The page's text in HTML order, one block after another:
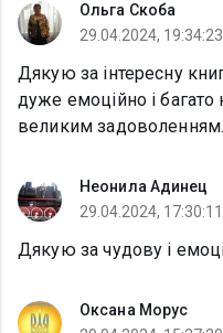
Ольга Скоба
29.04.2024, 19:34:23
Дякую за інтересну
дуже емоційно і багато
великим задоволенням.
Неонила Адинец
29.04.2024, 17:30:11
Дякую за чудову і
Оксана Морус